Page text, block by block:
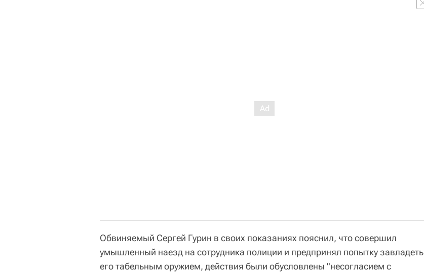
Обвиняемый Сергей Гурин в своих показаниях пояснил, что совершил
умышленный наезд на сотрудника полиции и предпринял попытку завладеть
его табельным оружием, действия были обусловлены "несогласием с